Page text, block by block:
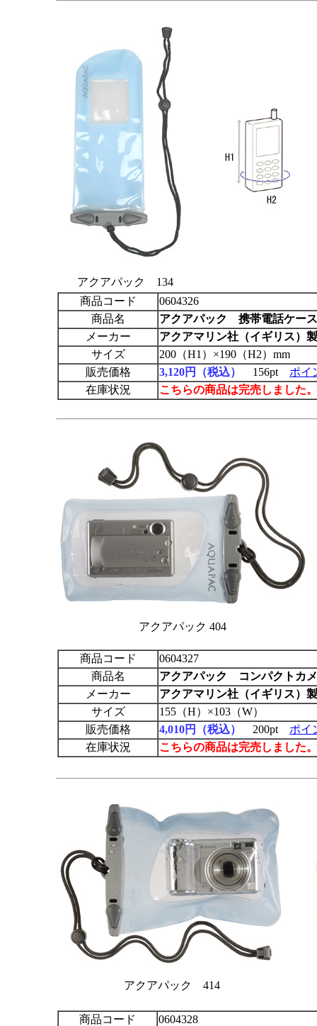
アクアパック 134
商品コード
0604326
商品名
アクアパック
携帯電話ケー
メーカー
アクアマリン社（イギリス）製
サイズ
200（H1）×190（H2）mm
販売価格
3,120円（税込） 156pt ポイ
在庫状況
こちらの商品は完売しました
アクアパック 404
商品コード
0604327
商品名
アクアパック
コンパクト
メーカー
アクアマリン社（イギリス）製
サイズ
155（H）×103（W）
販売価格
4,010円（税込） 200pt ポイ
在庫状況
こちらの商品は完売しました
アクアパック 414
商品コード
0604328